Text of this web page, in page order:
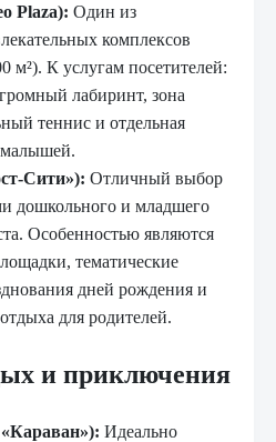
Plaza): Один из
комплексов
м²). К услугам посетителей:
лабиринт, зона
теннис и отдельная
малышей.
Сити»): Отличный выбор
дошкольного и младшего
Особенностью являются
тематические
дней рождения и
для родителей.
и приключения
Идеально